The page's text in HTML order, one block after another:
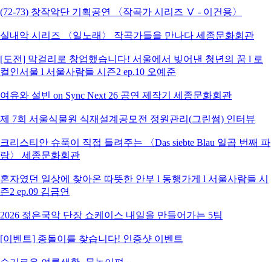
(72-73) 창작악단 기획공연 〈작곡가 시리즈 Ⅴ - 이건용〉
실내악 시리즈 〈일노래〉 작곡가들을 만나다 세종문화회관
[도전] 막걸리로 창업했습니다! 서울에서 빚어낸 청년의 꿈 l 로
컬인서울 l 서울사람들 시즌2 ep.10 오예준
여유와 설빈 on Sync Next 26 공연 제작기 세종문화회관
제 7회 서울식물원 식재설계공모전 정원관리(그린썸) 인터뷰
크리스티안 슈푹이 직접 들려주는 〈Das siebte Blau 일곱 번째 파
랑〉 세종문화회관
혼자였던 일상에 찾아온 따뜻한 안부 l 동행가게 l 서울사람들 시
즌2 ep.09 김금연
2026 젊은국악 단장 쇼케이스 내일을 만들어가는 5팀
[이벤트] 종돌이를 찾습니다! 인증샷 이벤트